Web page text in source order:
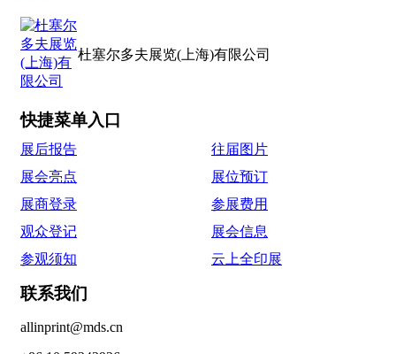
杜塞尔多夫展览(上海)有限公司
快捷菜单入口
展后报告
往届图片
展会亮点
展位预订
展商登录
参展费用
观众登记
展会信息
参观须知
云上全印展
联系我们
allinprint@mds.cn